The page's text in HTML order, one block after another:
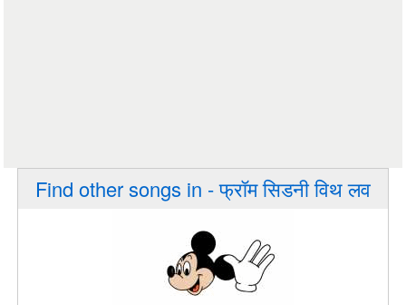
Find other songs in - फ्रॉम सिडनी विथ लव